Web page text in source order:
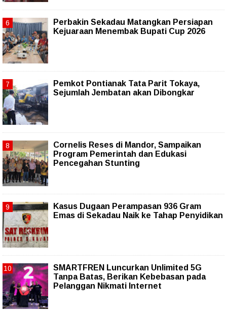
Perbakin Sekadau Matangkan Persiapan
Kejuaraan Menembak Bupati Cup 2026
Pemkot Pontianak Tata Parit Tokaya,
Sejumlah Jembatan akan Dibongkar
Cornelis Reses di Mandor, Sampaikan
Program Pemerintah dan Edukasi
Pencegahan Stunting
Kasus Dugaan Perampasan 936 Gram
Emas di Sekadau Naik ke Tahap Penyidikan
SMARTFREN Luncurkan Unlimited 5G
Tanpa Batas, Berikan Kebebasan pada
Pelanggan Nikmati Internet